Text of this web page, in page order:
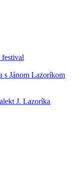
s Jánom Lazoríkom
J. Lazoríka